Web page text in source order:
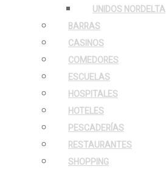
UNIDOS NORDELTA
BARRAS
CASINOS
COMEDORES
ESCUELAS
HOSPITALES
HOTELES
PESCADERÍAS
RESTAURANTES
SHOPPING